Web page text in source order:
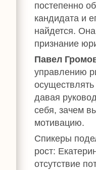
постепенно
кандидата и
найдется.
признание
Павел
управлению
давая
себя, зачем
мотивацию.
Спикеры
рост:
отсутствие